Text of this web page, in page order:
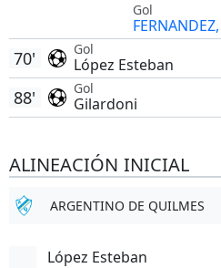
Gol
Gol
López Esteban
70'
Gol
Gilardoni
88'
ALINEACIÓN INICIAL
ARGENTINO DE QUILMES
López Esteban